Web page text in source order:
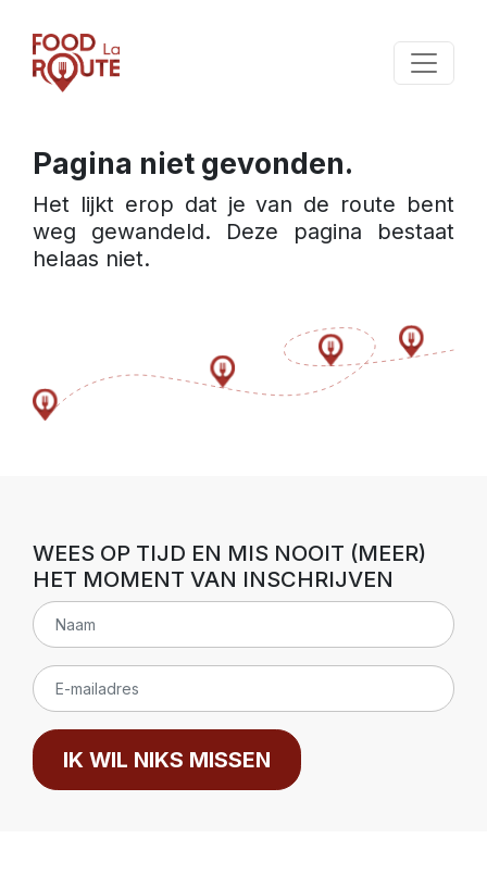
Pagina niet gevonden.
Het lijkt erop dat je van de route bent
weg gewandeld. Deze pagina bestaat
helaas niet.
WEES OP TIJD EN MIS NOOIT (MEER)
HET MOMENT VAN INSCHRIJVEN
IK WIL NIKS MISSEN